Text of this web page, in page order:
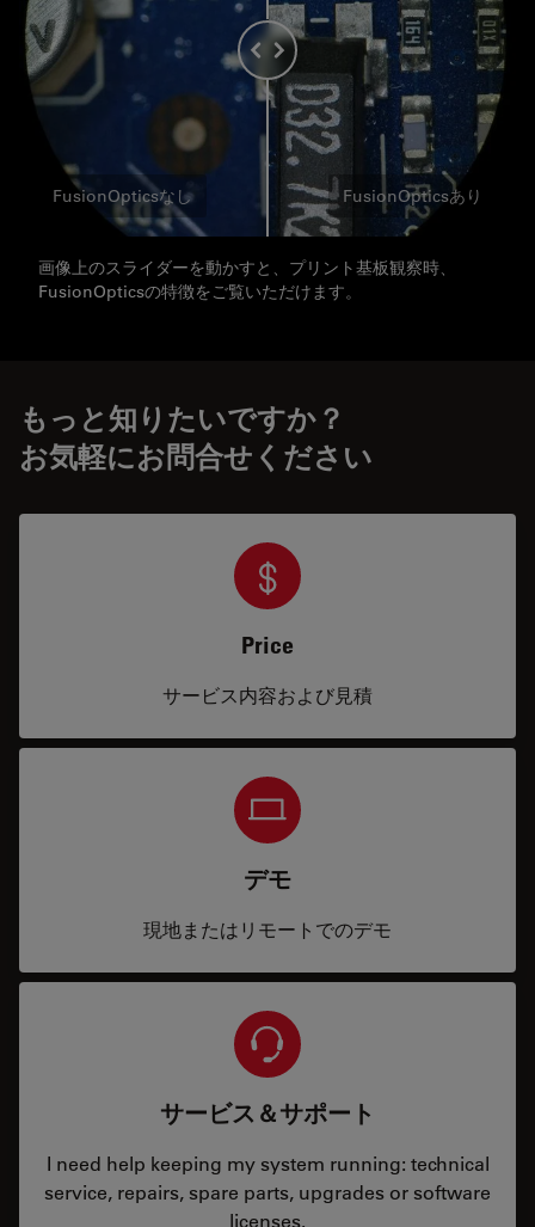
FusionOpticsなし FusionOpticsあり
画像上のスライダーを動かすと、プリント基板観察時、
FusionOpticsの特徴をご覧いただけます。
もっと知りたいですか？
お気軽にお問合せください
Price
サービス内容および見積
デモ
現地またはリモートでのデモ
サービス＆サポート
I need help keeping my system running: technical
service, repairs, spare parts, upgrades or software
licenses.